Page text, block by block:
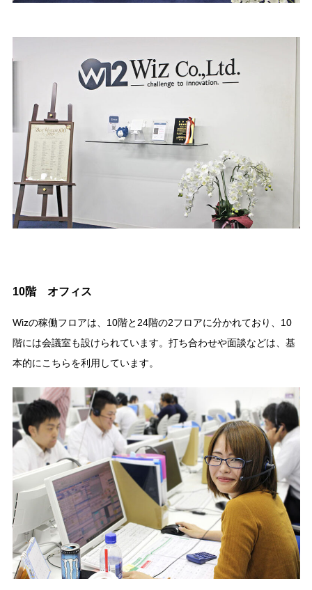
10階 オフィス
Wizの稼働フロアは、10階と24階の2フロアに分かれており、10
階には会議室も設けられています。打ち合わせや面談などは、基
本的にこちらを利用しています。